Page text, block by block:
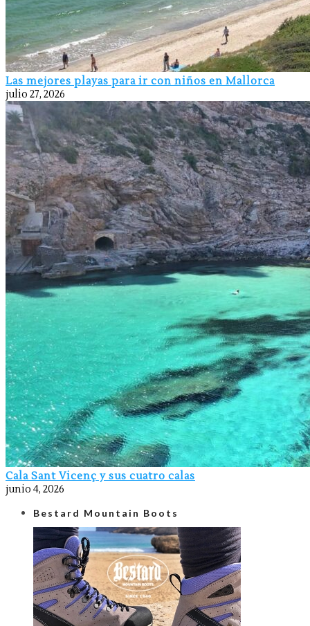
Las mejores playas para ir con niños en Mallorca
julio 27, 2026
Cala Sant Vicenç y sus cuatro calas
junio 4, 2026
Bestard Mountain Boots